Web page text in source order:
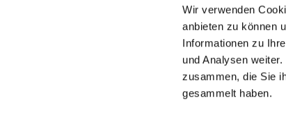
Wir verwenden
anbieten zu können
Informationen zu
und Analysen
zusammen, die Sie
gesammelt haben.
St. Otto: Katholische